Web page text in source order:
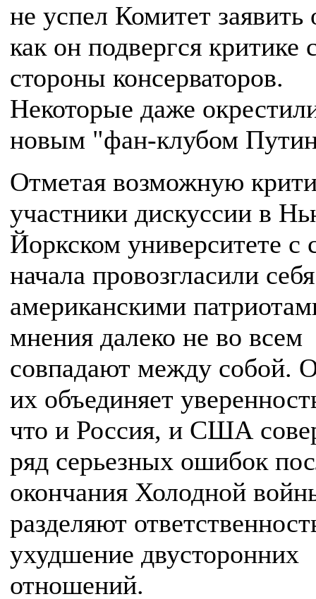
не успел Комитет заявить
как он подвергся критике
стороны консерваторов.
Некоторые даже
новым "фан-клубом
Отметая возможную
участники дискуссии в
Йоркском университете с
начала провозгласили себя
американскими
мнения далеко не во всем
совпадают между собой.
их объединяет
что и Россия, и США
ряд серьезных ошибок
окончания Холодной
разделяют
ухудшение двусторонних
отношений.